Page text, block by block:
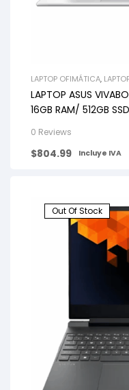
LAPTOP OFIMÁTICA,
LAPTOP ASUS VIVABOOK
16GB RAM/ 512GB
0 Reviews
$804.99 Incluye IVA
Out Of Stock